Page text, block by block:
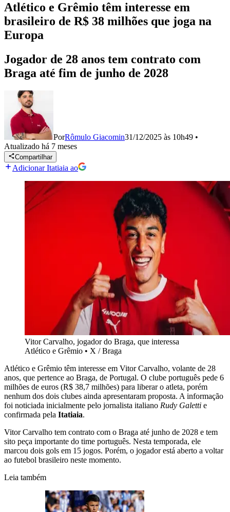
Atlético e Grêmio têm interesse em
brasileiro de R$ 38 milhões que joga na
Europa
Jogador de 28 anos tem contrato com
Braga até fim de junho de 2028
PorRômulo Giacomin31/12/2025 às 10h49 •
Atualizado há 7 meses
Compartilhar
Adicionar Itatiaia ao
Vitor Carvalho, jogador do Braga, que interessa
Atlético e Grêmio • X / Braga
Atlético e Grêmio têm interesse em Vitor Carvalho, volante de 28
anos, que pertence ao Braga, de Portugal. O clube português pede 6
milhões de euros (R$ 38,7 milhões) para liberar o atleta, porém
nenhum dos dois clubes ainda apresentaram proposta. A informação
foi noticiada inicialmente pelo jornalista italiano Rudy Galetti e
confirmada pela Itatiaia.
Vitor Carvalho tem contrato com o Braga até junho de 2028 e tem
sito peça importante do time português. Nesta temporada, ele
marcou dois gols em 15 jogos. Porém, o jogador está aberto a voltar
ao futebol brasileiro neste momento.
Leia também